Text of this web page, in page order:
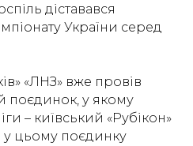
діставався
України серед
«ЛНЗ» вже провів
у якому
– київський «Рубікон»
у цьому поєдинку